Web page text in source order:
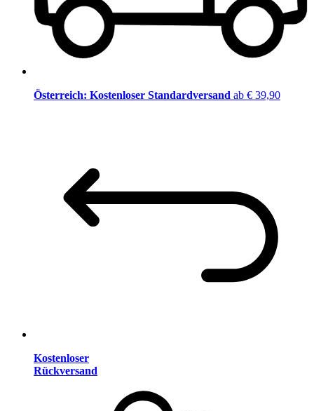
Österreich: Kostenloser Standardversand ab € 39,90
Kostenloser
Rückversand